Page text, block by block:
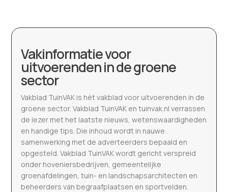
Vakinformatie voor
uitvoerenden in de groene
sector
Vakblad TuinVAK is hét vakblad voor uitvoerenden in de
groene sector. Vakblad TuinVAK en tuinvak.nl verrassen
de lezer met het laatste nieuws, wetenswaardigheden
en handige tips. Die inhoud wordt in nauwe
samenwerking met de adverteerders bepaald en
opgesteld. Vakblad TuinVAK wordt gericht verspreid
onder hoveniersbedrijven, gemeentelijke
groenafdelingen, tuin- en landschapsarchitecten en
beheerders van begraafplaatsen en sportvelden.